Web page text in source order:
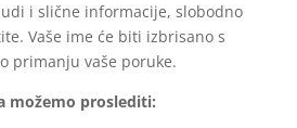
i slične informacije, slobodno
Vaše ime će biti izbrisano s
primanju vaše poruke.
možemo proslediti: